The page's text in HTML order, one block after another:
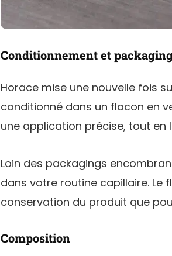
Conditionnement et
Horace mise une nouvelle fois
conditionné dans un flacon en
une application précise, tout
Loin des packagings
dans votre routine capillaire. Le
conservation du produit que
Composition